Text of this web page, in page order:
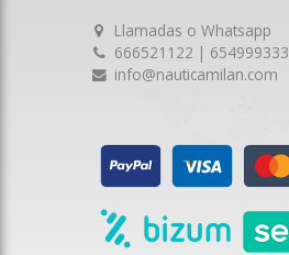
Llamadas o Whatsapp
666521122 | 654999333
info@nauticamilan.com